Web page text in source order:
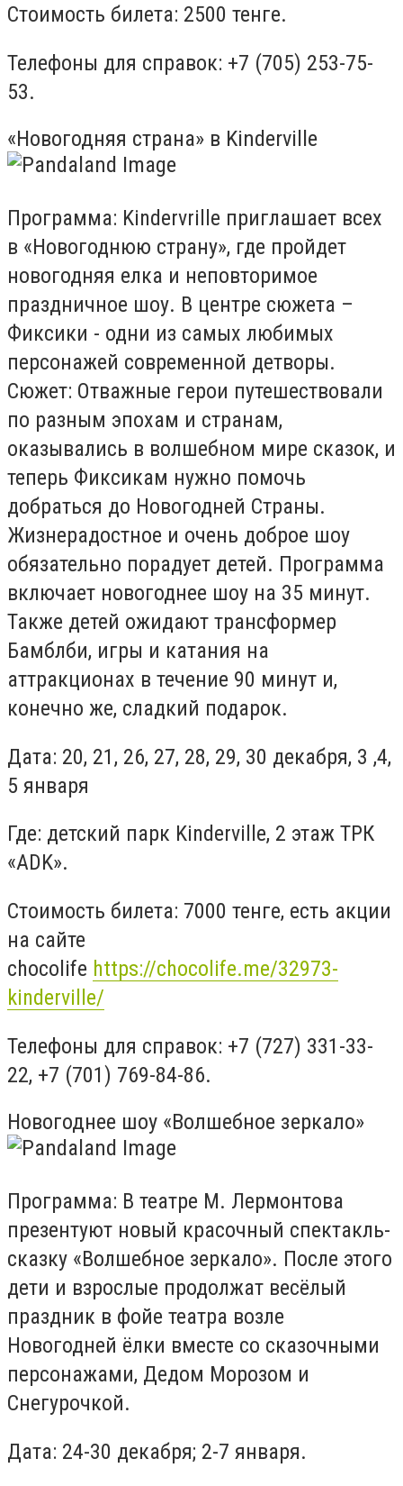
Стоимость билета: 2500 тенге.
Телефоны для справок: +7 (705) 253-75-
53.
«Новогодняя страна» в Kinderville
Программа: Kindervrille приглашает всех
в «Новогоднюю страну», где пройдет
новогодняя елка и неповторимое
праздничное шоу. В центре сюжета –
Фиксики - одни из самых любимых
персонажей современной детворы.
Сюжет: Отважные герои путешествовали
по разным эпохам и странам,
оказывались в волшебном мире сказок, и
теперь Фиксикам нужно помочь
добраться до Новогодней Страны.
Жизнерадостное и очень доброе шоу
обязательно порадует детей. Программа
включает новогоднее шоу на 35 минут.
Также детей ожидают трансформер
Бамблби, игры и катания на
аттракционах в течение 90 минут и,
конечно же, сладкий подарок.
Дата: 20, 21, 26, 27, 28, 29, 30 декабря, 3 ,4,
5 января
Где: детский парк Kinderville, 2 этаж ТРК
«ADK».
Стоимость билета: 7000 тенге, есть акции
на сайте
chocolife https://chocolife.me/32973-
kinderville/
Телефоны для справок: +7 (727) 331-33-
22, +7 (701) 769-84-86.
Новогоднее шоу «Волшебное зеркало»
Программа: В театре М. Лермонтова
презентуют новый красочный спектакль-
сказку «Волшебное зеркало». После этого
дети и взрослые продолжат весёлый
праздник в фойе театра возле
Новогодней ёлки вместе со сказочными
персонажами, Дедом Морозом и
Снегурочкой.
Дата: 24-30 декабря; 2-7 января.